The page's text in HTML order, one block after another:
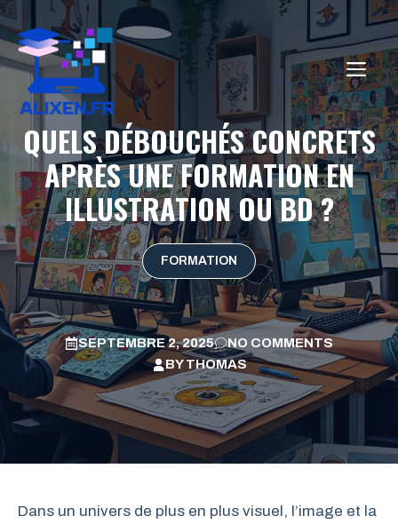
Aller
au
contenu
QUELS DÉBOUCHÉS CONCRETS
APRÈS UNE FORMATION EN
ILLUSTRATION OU BD ?
FORMATION
SEPTEMBRE 2, 2025
NO COMMENTS
BYTHOMAS
Dans un univers de plus en plus visuel, l’image et la